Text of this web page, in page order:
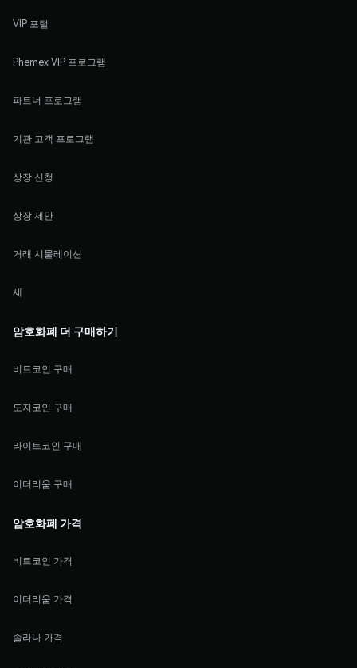
VIP 포털
Phemex VIP 프로그램
파트너 프로그램
기관 고객 프로그램
상장 신청
상장 제안
거래 시물레이션
세
암호화폐 더 구매하기
비트코인 구매
도지코인 구매
라이트코인 구매
이더리움 구매
암호화폐 가격
비트코인 가격
이더리움 가격
솔라나 가격